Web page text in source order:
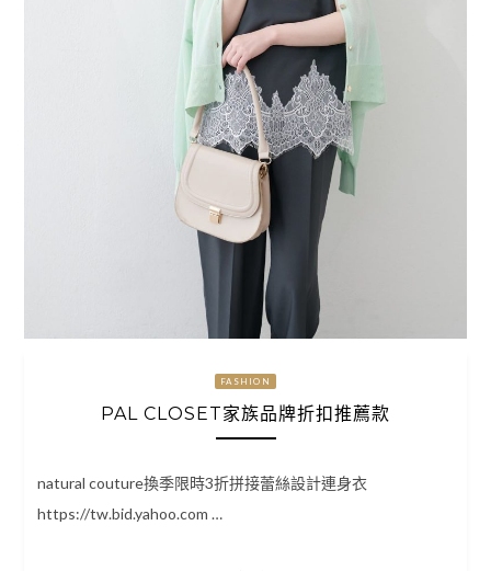
FASHION
PAL CLOSET家族品牌折扣推薦款
natural couture換季限時3折拼接蕾絲設計連身衣
https://tw.bid.yahoo.com …